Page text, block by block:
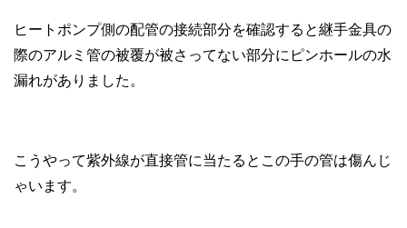
ヒートポンプ側の配管の接続部分を確認すると継手金具の
際のアルミ管の被覆が被さってない部分にピンホールの水
漏れがありました。
こうやって紫外線が直接管に当たるとこの手の管は傷んじ
ゃいます。